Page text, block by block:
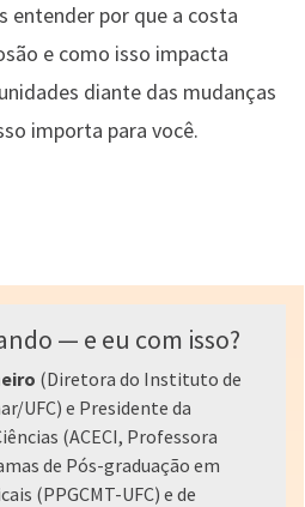
entender por que a costa
e como isso impacta
diante das mudanças
importa para você.
— e eu com isso?
(Diretora do Instituto de
UFC) e Presidente da
(ACECI, Professora
de Pós-graduação em
(PPGCMT-UFC) e de